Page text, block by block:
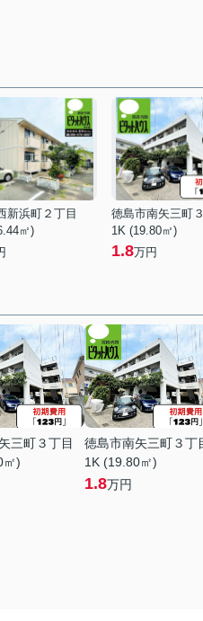
新浜町２丁目
㎡)
徳島市南矢三町
1K (19.80㎡)
1.8万円
三町３丁目
㎡)
徳島市南矢三町３丁
1K (19.80㎡)
1.8万円